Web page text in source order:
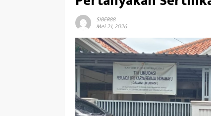
SIBER88
Mei 21, 2026